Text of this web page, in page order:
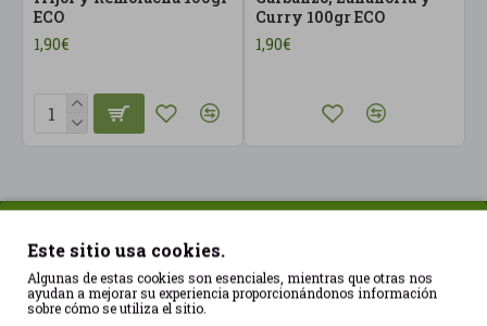
ECO
1,90€
Curry 100gr ECO
1,90€
Este sitio usa cookies.
Algunas de estas cookies son esenciales, mientras que otras nos
ayudan a mejorar su experiencia proporcionándonos información
sobre cómo se utiliza el sitio.